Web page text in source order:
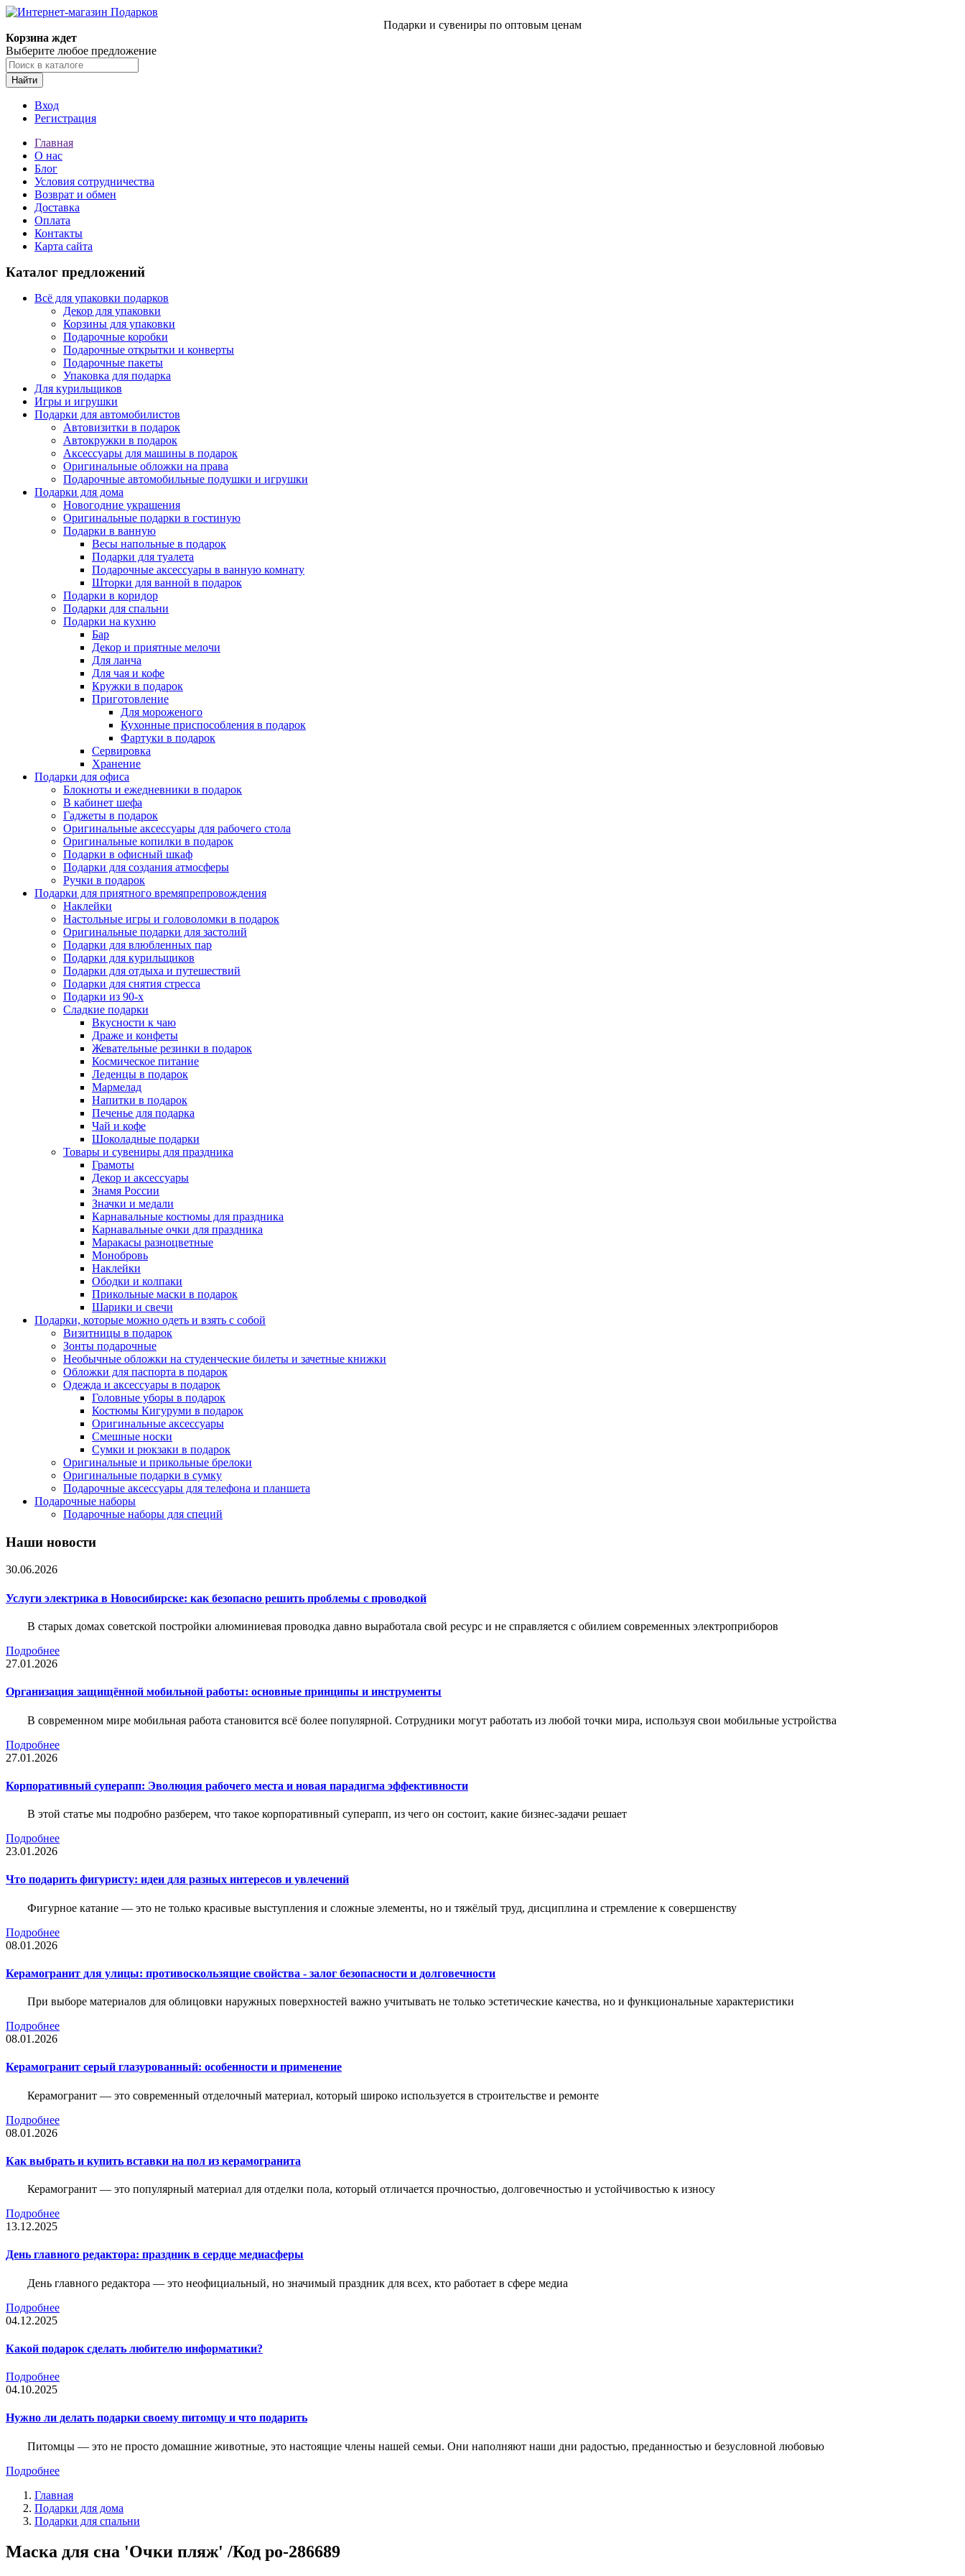
Подарки и сувениры по оптовым ценам
Корзина ждет
Выберите любое предложение
Найти
Вход
Регистрация
Главная
О нас
Блог
Условия сотрудничества
Возврат и обмен
Доставка
Оплата
Контакты
Карта сайта
Каталог предложений
Всё для упаковки подарков
Декор для упаковки
Корзины для упаковки
Подарочные коробки
Подарочные открытки и конверты
Подарочные пакеты
Упаковка для подарка
Для курильщиков
Игры и игрушки
Подарки для автомобилистов
Автовизитки в подарок
Автокружки в подарок
Аксессуары для машины в подарок
Оригинальные обложки на права
Подарочные автомобильные подушки и игрушки
Подарки для дома
Новогодние украшения
Оригинальные подарки в гостиную
Подарки в ванную
Весы напольные в подарок
Подарки для туалета
Подарочные аксессуары в ванную комнату
Шторки для ванной в подарок
Подарки в коридор
Подарки для спальни
Подарки на кухню
Бар
Декор и приятные мелочи
Для ланча
Для чая и кофе
Кружки в подарок
Приготовление
Для мороженого
Кухонные приспособления в подарок
Фартуки в подарок
Сервировка
Хранение
Подарки для офиса
Блокноты и ежедневники в подарок
В кабинет шефа
Гаджеты в подарок
Оригинальные аксессуары для рабочего стола
Оригинальные копилки в подарок
Подарки в офисный шкаф
Подарки для создания атмосферы
Ручки в подарок
Подарки для приятного времяпрепровождения
Наклейки
Настольные игры и головоломки в подарок
Оригинальные подарки для застолий
Подарки для влюбленных пар
Подарки для курильщиков
Подарки для отдыха и путешествий
Подарки для снятия стресса
Подарки из 90-х
Сладкие подарки
Вкусности к чаю
Драже и конфеты
Жевательные резинки в подарок
Космическое питание
Леденцы в подарок
Мармелад
Напитки в подарок
Печенье для подарка
Чай и кофе
Шоколадные подарки
Товары и сувениры для праздника
Грамоты
Декор и аксессуары
Знамя России
Значки и медали
Карнавальные костюмы для праздника
Карнавальные очки для праздника
Маракасы разноцветные
Монобровь
Наклейки
Ободки и колпаки
Прикольные маски в подарок
Шарики и свечи
Подарки, которые можно одеть и взять с собой
Визитницы в подарок
Зонты подарочные
Необычные обложки на студенческие билеты и зачетные книжки
Обложки для паспорта в подарок
Одежда и аксессуары в подарок
Головные уборы в подарок
Костюмы Кигуруми в подарок
Оригинальные аксессуары
Смешные носки
Сумки и рюкзаки в подарок
Оригинальные и прикольные брелоки
Оригинальные подарки в сумку
Подарочные аксессуары для телефона и планшета
Подарочные наборы
Подарочные наборы для специй
Наши новости
30.06.2026
Услуги электрика в Новосибирске: как безопасно решить проблемы с проводкой
В старых домах советской постройки алюминиевая проводка давно выработала свой ресурс и не справляется с обилием современных электроприборов
Подробнее
27.01.2026
Организация защищённой мобильной работы: основные принципы и инструменты
В современном мире мобильная работа становится всё более популярной. Сотрудники могут работать из любой точки мира, используя свои мобильные устройства
Подробнее
27.01.2026
Корпоративный суперапп: Эволюция рабочего места и новая парадигма эффективности
В этой статье мы подробно разберем, что такое корпоративный суперапп, из чего он состоит, какие бизнес-задачи решает
Подробнее
23.01.2026
Что подарить фигуристу: идеи для разных интересов и увлечений
Фигурное катание — это не только красивые выступления и сложные элементы, но и тяжёлый труд, дисциплина и стремление к совершенству
Подробнее
08.01.2026
Керамогранит для улицы: противоскользящие свойства - залог безопасности и долговечности
При выборе материалов для облицовки наружных поверхностей важно учитывать не только эстетические качества, но и функциональные характеристики
Подробнее
08.01.2026
Керамогранит серый глазурованный: особенности и применение
Керамогранит — это современный отделочный материал, который широко используется в строительстве и ремонте
Подробнее
08.01.2026
Как выбрать и купить вставки на пол из керамогранита
Керамогранит — это популярный материал для отделки пола, который отличается прочностью, долговечностью и устойчивостью к износу
Подробнее
13.12.2025
День главного редактора: праздник в сердце медиасферы
День главного редактора — это неофициальный, но значимый праздник для всех, кто работает в сфере медиа
Подробнее
04.12.2025
Какой подарок сделать любителю информатики?
Подробнее
04.10.2025
Нужно ли делать подарки своему питомцу и что подарить
Питомцы — это не просто домашние животные, это настоящие члены нашей семьи. Они наполняют наши дни радостью, преданностью и безусловной любовью
Подробнее
Главная
Подарки для дома
Подарки для спальни
Маска для сна 'Очки пляж' /Код po-286689